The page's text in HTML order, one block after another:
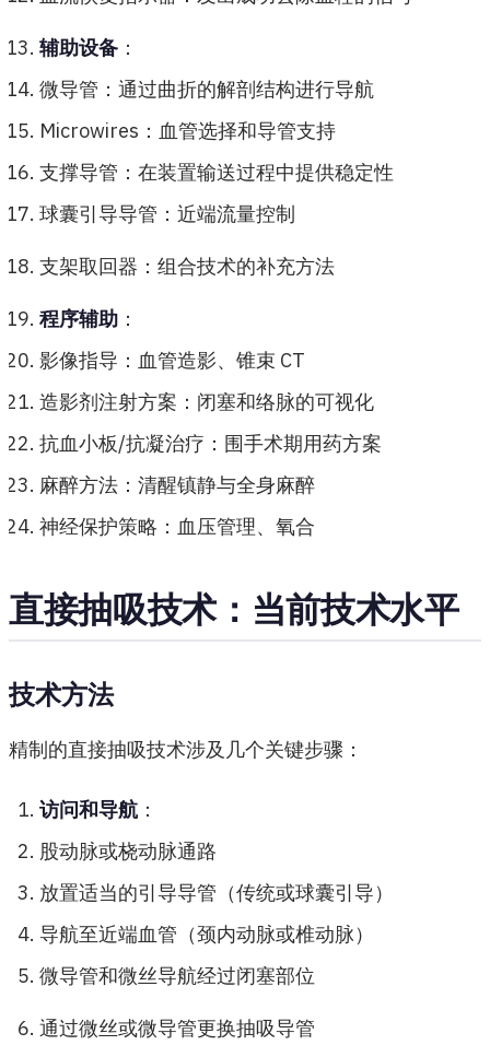
辅助设备 ：
微导管：通过曲折的解剖结构进行导航
Microwires：血管选择和导管支持
支撑导管：在装置输送过程中提供稳定性
球囊引导导管：近端流量控制
支架取回器：组合技术的补充方法
程序辅助 ：
影像指导：血管造影、锥束 CT
造影剂注射方案：闭塞和络脉的可视化
抗血小板/抗凝治疗：围手术期用药方案
麻醉方法：清醒镇静与全身麻醉
神经保护策略：血压管理、氧合
直接抽吸技术：当前技术水平
技术方法
精制的直接抽吸技术涉及几个关键步骤：
访问和导航：
股动脉或桡动脉通路
放置适当的引导导管（传统或球囊引导）
导航至近端血管（颈内动脉或椎动脉）
微导管和微丝导航经过闭塞部位
通过微丝或微导管更换抽吸导管